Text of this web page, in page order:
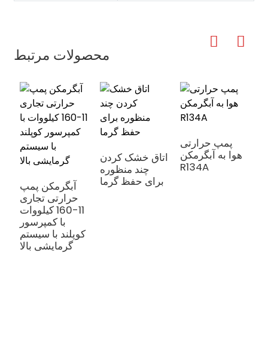
محصولات مرتبط
آبگرمکن پمپ
حرارتی تجاری
11-160 کیلووات
با کمپرسور
کوپلند با سیستم
گرمایشی بالا
اتاق خشک کردن
چند منظوره
برای حفظ گرما
پمپ حرارتی
هوا به آبگرمکن
R134A